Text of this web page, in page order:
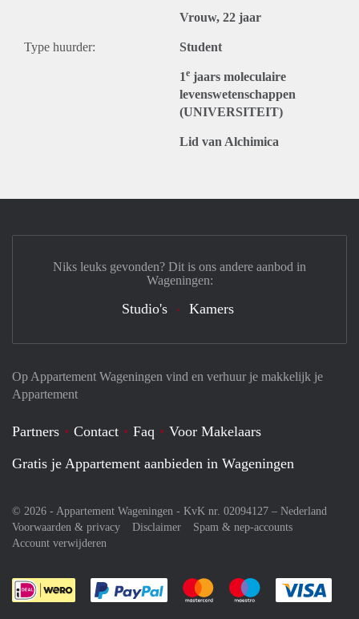
Vrouw, 22 jaar
Type huurder: Student
1e jaars moleculaire
levenswetenschappen
(UNIVERSITEIT)
Lid van Alchimica
Op Appartement Wageningen vind en verhuur je makkelijk je
Appartement
Partners Contact Faq
Voor Makelaars
Gratis je Appartement aanbieden in Wageningen
© 2026 - Appartement Wageningen - KvK nr. 02094127 – Nederland
Voorwaarden & privacy
Disclaimer
Spam & nep-accounts
Account verwijderen
Je rekent gemakkelijk af met Paypal
Je rekent gemakkelijk af met
Je rekent
Niks leuks gevonden? Dit is ons andere aanbod in
Wageningen:
Studio's Kamers